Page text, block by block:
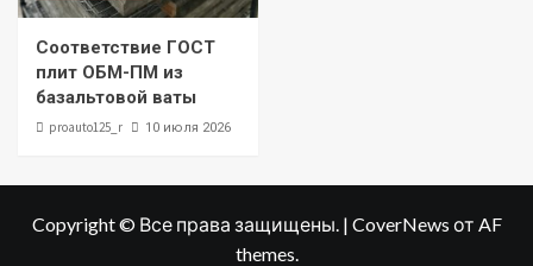
Соответствие ГОСТ
плит ОБМ-ПМ из
базальтовой ваты
proauto125_r 10 июля 2026
Copyright © Все права защищены. | CoverNews от AF
themes.